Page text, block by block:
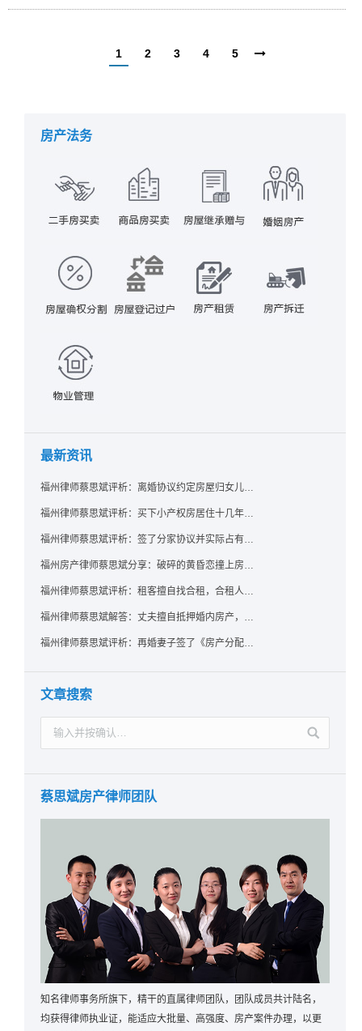
1 2 3 4 5
房产法务
最新资讯
福州律师蔡思斌评析：离婚协议约定房屋归女儿所有，父亲去世后继母能否拒绝过户？
福州律师蔡思斌评析：买下小产权房居住十几年，卖家去世后其女儿竟起诉要求继承？
福州律师蔡思斌评析：签了分家协议并实际占有，房产就一定是囊中之物了吗？法院：只要未过户，共有权人反悔了就可撤销赠与！
福州房产律师蔡思斌分享：破碎的黄昏恋撞上房产证，给出的房子能要回吗？ 法院：参照适用《婚姻家庭编解释（二）》规定，支持恋爱中无重大过错给予方返还房屋的诉请
福州律师蔡思斌评析：租客擅自找合租，合租人在屋里自杀，房东能找租客索赔吗？
福州律师蔡思斌解答：丈夫擅自抵押婚内房产，配偶该如何维权？
福州律师蔡思斌评析：再婚妻子签了《房产分配协议》却拿不到房？福州中院：无所有权基础实为赠与，过户前可撤销！
文章搜索
蔡思斌房产律师团队
知名律师事务所旗下，精干的直属律师团队，团队成员共计陆名，
均获得律师执业证，能适应大批量、高强度、房产案件办理，以更